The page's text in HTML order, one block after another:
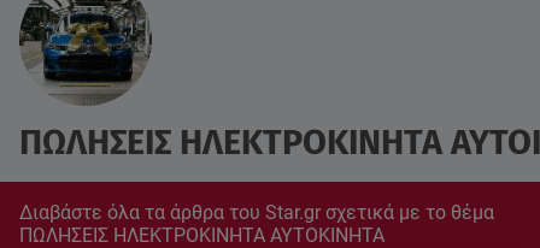
ΠΩΛΗΣΕΙΣ ΗΛΕΚΤΡΟΚΙΝΗΤΑ
Διαβάστε όλα τα άρθρα του Star.gr σχετικά με το θέμα
ΠΩΛΗΣΕΙΣ ΗΛΕΚΤΡΟΚΙΝΗΤΑ ΑΥΤΟΚΙΝΗΤΑ